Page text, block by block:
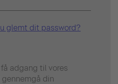
glemt dit password?
adgang til vores
din